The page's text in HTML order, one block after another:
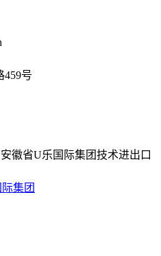
459号
徽省U乐国际集团技术进出口
集团